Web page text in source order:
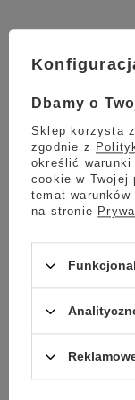
Sir William's
hibiskusa, dzikiej
Queen of
głębokiej,
malinowym
Raspberries
wieczory, ale
Ze względu na
możesz
starym
Dbamy o
Sklep korzysta
zgodnie z
określić warunki
cookie w Twojej
temat
na stronie